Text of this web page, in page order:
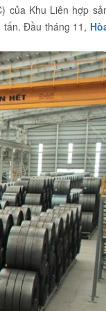
của Khu Liên hợp
tấn. Đầu tháng 11,